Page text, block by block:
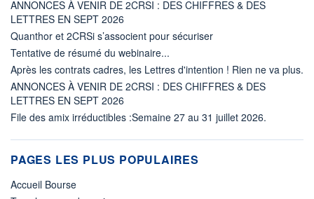
ANNONCES À VENIR DE 2CRSI : DES CHIFFRES & DES
LETTRES EN SEPT 2026
Quanthor et 2CRSi s’associent pour sécuriser
Tentative de résumé du webinaire...
Après les contrats cadres, les Lettres d'intention ! Rien ne va plus.
ANNONCES À VENIR DE 2CRSI : DES CHIFFRES & DES
LETTRES EN SEPT 2026
File des amix irréductibles :Semaine 27 au 31 juillet 2026.
PAGES LES PLUS POPULAIRES
Accueil Bourse